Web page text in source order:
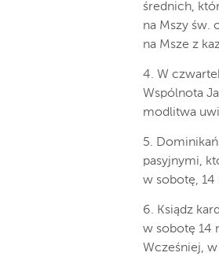
średnich,
na Mszy św.
na Msze z
4. W
Wspólnota
modlitwa
5.
pasyjnymi,
w sobotę, 14
6. Ksiądz
w sobotę 14
Wcześniej,